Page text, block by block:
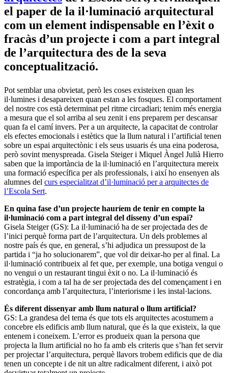
el paper de la il·luminació arquitectural
com un element indispensable en l’èxit o
fracàs d’un projecte i com a part integral
de l’arquitectura des de la seva
conceptualització.
Pot semblar una obvietat, però les coses existeixen quan les
il·lumines i desapareixen quan estan a les fosques. El comportament
del nostre cos està determinat pel ritme circadiari; tenim més energia
a mesura que el sol arriba al seu zenit i ens preparem per descansar
quan fa el camí invers. Per a un arquitecte, la capacitat de controlar
els efectes emocionals i estètics que la llum natural i l’artificial tenen
sobre un espai arquitectònic i els seus usuaris és una eina poderosa,
però sovint menyspreada. Gisela Steiger i Miquel Àngel Julià Hierro
saben que la importància de la il·luminació en l’arquitectura mereix
una formació específica per als professionals, i així ho ensenyen als
alumnes del curs especialitzat d’il·luminació per a arquitectes de
l’Escola Sert.
En quina fase d’un projecte hauríem de tenir en compte la
il·luminació com a part integral del disseny d’un espai?
Gisela Steiger (GS): La il·luminació ha de ser projectada des de
l’inici perquè forma part de l’arquitectura. Un dels problemes al
nostre país és que, en general, s’hi adjudica un pressupost de la
partida i “ja ho solucionarem”, que vol dir deixar-ho per al final. La
il·luminació contribueix al fet que, per exemple, una botiga vengui o
no vengui o un restaurant tingui èxit o no. La il·luminació és
estratègia, i com a tal ha de ser projectada des del començament i en
concordança amb l’arquitectura, l’interiorisme i les instal·lacions.
És diferent dissenyar amb llum natural o llum artificial?
GS: La grandesa del tema és que tots els arquitectes acostumem a
concebre els edificis amb llum natural, que és la que existeix, la que
entenem i coneixem. L’error es produeix quan la persona que
projecta la llum artificial no ho fa amb els criteris que s’han fet servir
per projectar l’arquitectura, perquè llavors trobem edificis que de dia
tenen un concepte i de nit un altre radicalment diferent, i això pot